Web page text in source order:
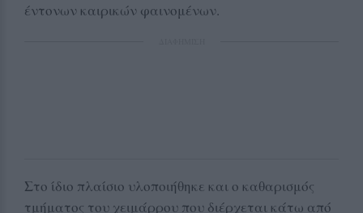
έντονων καιρικών φαινομένων.
Στο ίδιο πλαίσιο υλοποιήθηκε και ο καθαρισμός
τμήματος του χειμάρρου που διέρχεται κάτω από